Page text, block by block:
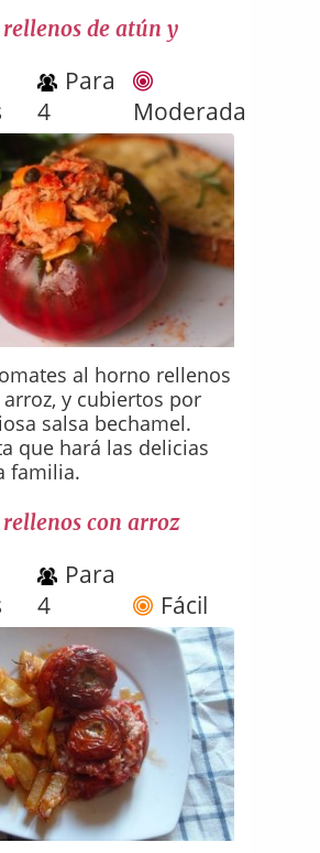
de atún y
Para
4
Moderada
al horno rellenos
y cubiertos por
salsa bechamel.
que hará las delicias
familia.
con arroz
Para
4
Fácil